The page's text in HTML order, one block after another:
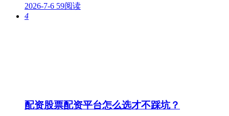
2026-7-6 59阅读
4
配资股票配资平台怎么选才不踩坑？